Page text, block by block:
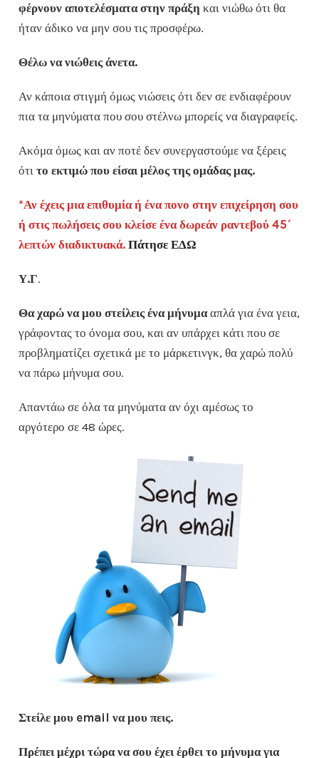
φέρνουν αποτελέσματα στην πράξη και νιώθω ότι θα
ήταν άδικο να μην σου τις προσφέρω.
Θέλω να νιώθεις άνετα.
Αν κάποια στιγμή όμως νιώσεις ότι δεν σε ενδιαφέρουν
πια τα μηνύματα που σου στέλνω μπορείς να διαγραφείς.
Ακόμα όμως και αν ποτέ δεν συνεργαστούμε να ξέρεις
ότι το εκτιμώ που είσαι μέλος της ομάδας μας.
*Αν έχεις μια επιθυμία ή ένα πονο στην επιχείρηση σου
ή στις πωλήσεις σου κλείσε ένα δωρεάν ραντεβού 45΄
λεπτών διαδικτυακά. Πάτησε ΕΔΩ
Υ.Γ.
Θα χαρώ να μου στείλεις ένα μήνυμααπλά για ένα γεια,
γράφοντας το όνομα σου, και αν υπάρχει κάτι που σε
προβληματίζει σχετικά με το μάρκετινγκ, θα χαρώ πολύ
να πάρω μήνυμα σου.
Απαντάω σε όλα τα μηνύματα αν όχι αμέσως το
αργότερο σε 48 ώρες.
Στείλε μου email να μου πεις.
Πρέπει μέχρι τώρα να σου έχει έρθει το μήνυμα για